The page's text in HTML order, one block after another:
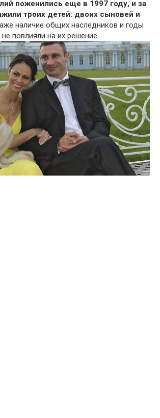
поженились еще в 1997 году, и за
троих детей: двоих сыновей и
наличие общих наследников и годы
повлияли на их решение.